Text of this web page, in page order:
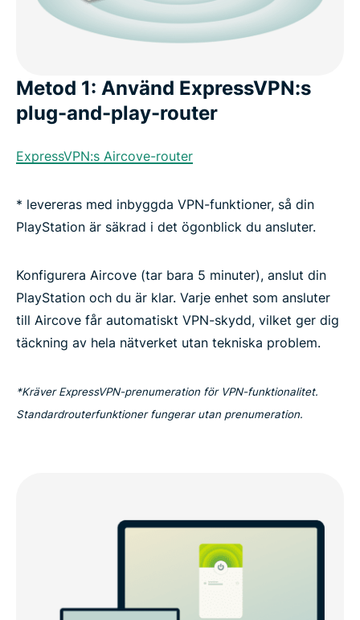
Metod 1: Använd ExpressVPN:s
plug-and-play-router
ExpressVPN:s Aircove-router
* levereras med inbyggda VPN-funktioner, så din
PlayStation är säkrad i det ögonblick du ansluter.
Konfigurera Aircove (tar bara 5 minuter), anslut din
PlayStation och du är klar. Varje enhet som ansluter
till Aircove får automatiskt VPN-skydd, vilket ger dig
täckning av hela nätverket utan tekniska problem.
*Kräver ExpressVPN-prenumeration för VPN-funktionalitet.
Standardrouterfunktioner fungerar utan prenumeration.